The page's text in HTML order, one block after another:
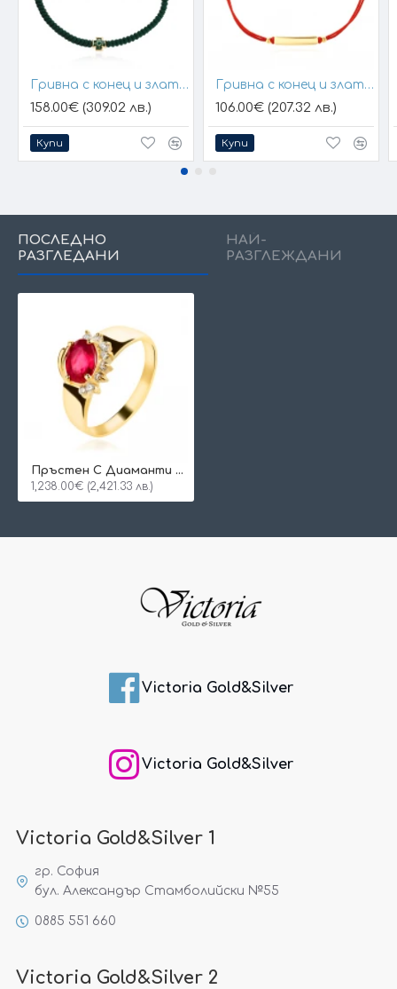
Гривна с конец и златен елемент кръст
158.00€ (309.02 лв.)
Купи
Гривна с конец и златна плочка за гравиране
106.00€ (207.32 лв.)
Купи
ПОСЛЕДНО
РАЗГЛЕДАНИ
НАЙ-
РАЗГЛЕЖДАНИ
Пръстен С Диаманти Alia
1,238.00€ (2,421.33 лв.)
Victoria Gold&Silver
Victoria Gold&Silver
Victoria Gold&Silver 1
гр. София
бул. Александър Стамболийски №55
0885 551 660
Victoria Gold&Silver 2